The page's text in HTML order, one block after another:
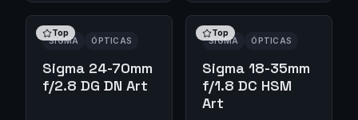
Top
SIGMA
ÓPTICAS
Sigma 24-70mm
f/2.8 DG DN Art
Top
SIGMA
ÓPTICAS
Sigma 18-35mm
f/1.8 DC HSM
Art